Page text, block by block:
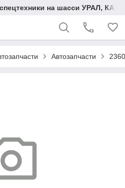
на шасси УРАЛ,
Автозапчасти